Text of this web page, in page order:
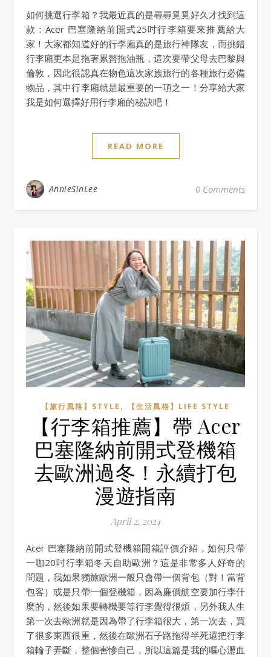
如何挑選行李箱？我最近真的是尋尋覓覓好久才找到這
款：Acer 巴塞隆納前開式25吋行李箱要來推薦給大
家！大家都知道好的行李廂真的是旅行神隊友，而挑錯
行李廂更本是拖著累贅拖油瓶，這次要帶父母去巴黎與
倫敦，因此很認真在物色這次家族旅行的各種旅行必備
物品，其中行李廂就是最重要的一項之一！分享給大家
我是如何選擇好用行李廂的秘訣吧！
READ MORE
AnnieSinLee 0 Comments
【旅行風格】STYLE , 【生活風格】LIFE STYLE
【行李箱推薦】帶 Acer
巴塞隆納前開式登機箱
去歐洲過冬！永續打包
漫遊指南
April 2, 2024
Acer 巴塞隆納前開式登機箱開箱評價介紹，如何只帶
一咖20吋行李箱冬天自助歐洲？這是非常多人好奇的
問題，我如果獨旅歐洲一般只會帶一個背包（對！當背
包客）或是只帶一個登機箱，因為廉價航空要加行李什
麼的，然後如果要轉機要等行李覺得很煩，另外我人生
第一次去歐洲就是因為帶了行李箱很大，第一次去，買
了很多東西很重，然後在歐洲石子路拖得半死還把行李
箱輪子弄斷，整個害慘自己，所以這篇是我的嘔心瀝血